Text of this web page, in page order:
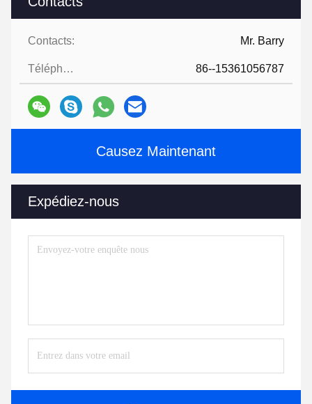
Contacts: Mr. Barry
Téléphone: 86--15361056787
Causez Maintenant
Expédiez-nous